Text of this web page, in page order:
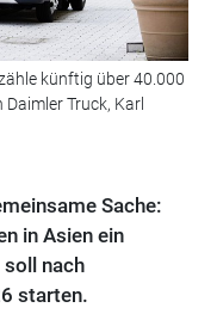
künftig über 40.000
Truck, Karl
Sache:
in Asien ein
nach
starten.